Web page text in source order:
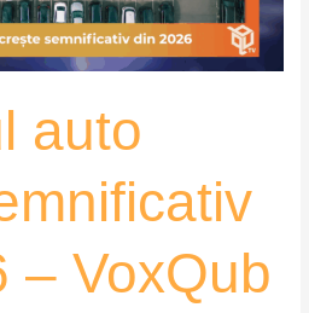
auto
– VoxQub